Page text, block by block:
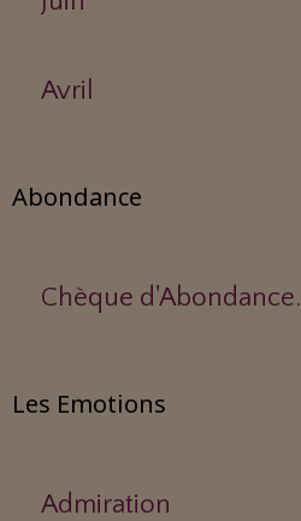
Avril
Abondance
Chèque d'Abondance.
Les Emotions
Admiration